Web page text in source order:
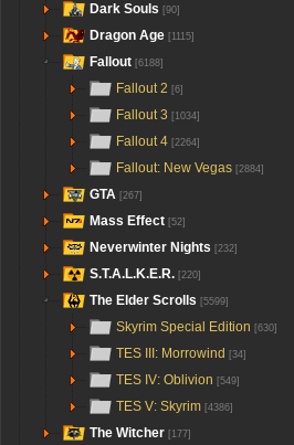
Dark Souls [90]
Dragon Age [1115]
Fallout [6188]
Fallout 2 [6]
Fallout 3 [1034]
Fallout 4 [2264]
Fallout: New Vegas [2884]
GTA [267]
Mass Effect [52]
Neverwinter Nights [232]
S.T.A.L.K.E.R. [220]
The Elder Scrolls [5599]
Skyrim Special Edition [630]
TES III: Morrowind [34]
TES IV: Oblivion [549]
TES V: Skyrim [4386]
The Witcher [177]